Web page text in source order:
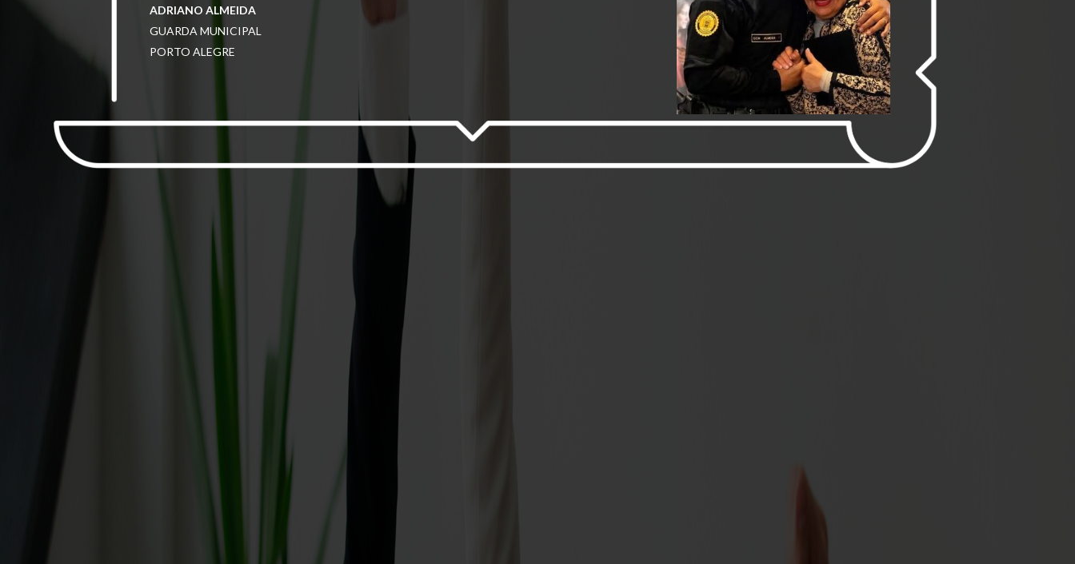
ADRIANO ALMEIDA
GUARDA MUNICIPAL
PORTO ALEGRE